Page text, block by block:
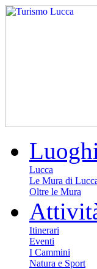
Lucca
Le Mura di
Oltre le Mura
Itinerari
Eventi
I Cammini
Natura e Sport